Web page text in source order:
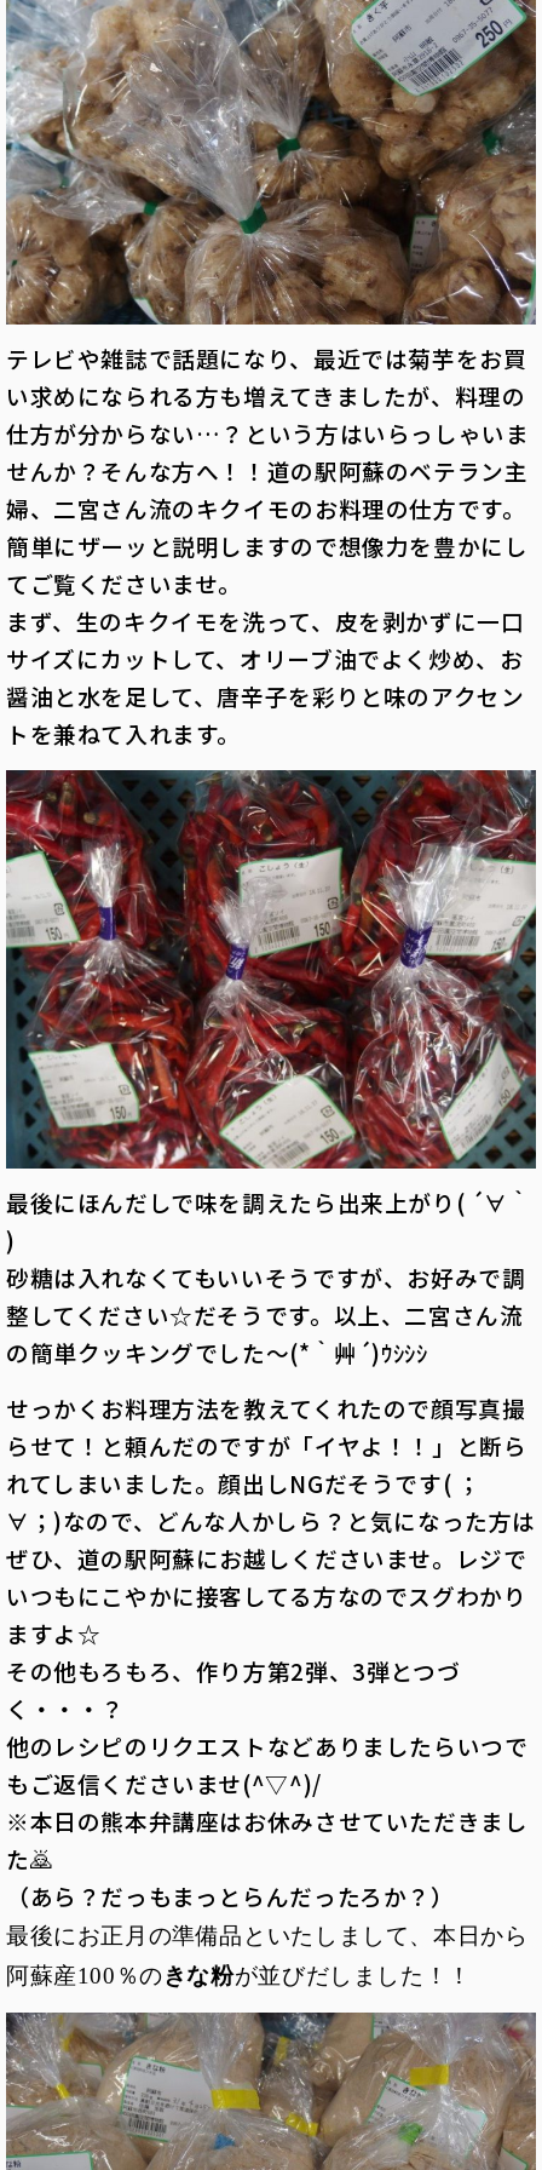
テレビや雑誌で話題になり、最近では菊芋をお買
い求めになられる方も増えてきましたが、料理の
仕方が分からない…？という方はいらっしゃいま
せんか？そんな方へ！！道の駅阿蘇のベテラン主
婦、二宮さん流のキクイモのお料理の仕方です。
簡単にザーッと説明しますので想像力を豊かにし
てご覧くださいませ。
まず、生のキクイモを洗って、皮を剥かずに一口
サイズにカットして、オリーブ油でよく炒め、お
醤油と水を足して、唐辛子を彩りと味のアクセン
トを兼ねて入れます。
最後にほんだしで味を調えたら出来上がり( ´∀｀
)
砂糖は入れなくてもいいそうですが、お好みで調
整してください☆だそうです。以上、二宮さん流
の簡単クッキングでした～(*｀艸´)ｳｼｼｼ
せっかくお料理方法を教えてくれたので顔写真撮
らせて！と頼んだのですが「イヤよ！！」と断ら
れてしまいました。顔出しNGだそうです( ；
∀；)なので、 どんな人かしら？と気になった方は
ぜひ、道の駅阿蘇にお越しくださいませ。レジで
いつもにこやかに接客してる方なのでスグわかり
ますよ☆
その他もろもろ、作り方第2弾、3弾とつづ
く・・・？
他のレシピのリクエストなどありましたらいつで
もご返信くださいませ(^▽^)/
※本日の熊本弁講座はお休みさせていただきまし
た🙇
（あら？だっもまっとらんだったろか？）
最後にお正月の準備品といたしまして、本日から
阿蘇産100％のきな粉が並びだしました！！